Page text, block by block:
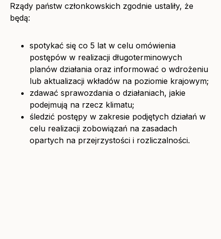
Rządy państw członkowskich zgodnie ustaliły, że
będą:
spotykać się co 5 lat w celu omówienia
postępów w realizacji długoterminowych
planów działania oraz informować o wdrożeniu
lub aktualizacji wkładów na poziomie krajowym;
zdawać sprawozdania o działaniach, jakie
podejmują na rzecz klimatu;
śledzić postępy w zakresie podjętych działań w
celu realizacji zobowiązań na zasadach
opartych na przejrzystości i rozliczalności.